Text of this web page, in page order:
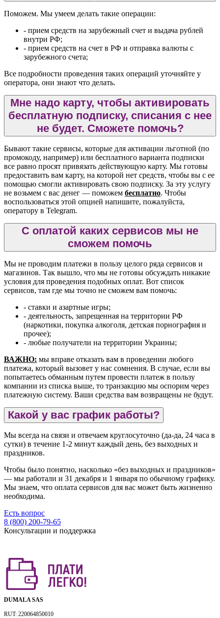
Поможем. Мы умеем делать такие операции:
- прием средств на зарубежный счет и выдача рублей
внутри РФ;
- прием средств на счет в РФ и отправка валюты с
зарубежного счета;
Все подробности проведения таких операций уточняйте у
оператора, они знают что делать.
Мне надо карту, чтобы активировать
бесплатную подписку, списания с нее
не будет. Сможете помочь?
Бывают такие сервисы, которые для активации льготной (по
промокоду, например) или бесплатного варианта подписки
все равно просят привязать действующую карту. Мы готовы
предоставить вам карту, на которой нет средств, чтобы вы с ее
помощью смогли активировать свою подписку. За эту услугу
не возьмем с вас денег — поможем бесплатно. Чтобы
воспользоваться этой опцией напишите, пожалуйста,
оператору в Telegram.
С оплатой каких сервисов мы не
сможем помочь
Мы не проводим платежи в пользу целого ряда сервисов и
магазинов. Так вышло, что мы не готовы обсуждать никакие
условия для проведения подобных оплат. Вот список
сервисов, там где мы точно не сможем вам помочь:
- ставки и азартные игры;
- деятельность, запрещенная на территории РФ
(наркотики, покупка алкоголя, детская порнография и
прочее);
- любые получатели на территории Украины;
ВАЖНО: мы вправе отказать вам в проведении любого
платежа, который вызовет у нас сомнения. В случае, если вы
попытаетесь обманным путем провести платеж в пользу
компании из списка выше, то транзакцию мы оспорим через
платежную систему. Ваши средства вам возвращены не будут.
Какой у вас график работы?
Мы всегда на связи и отвечаем круглосуточно (да-да, 24 часа в
сутки) в течение 1-2 минут каждый день, без выходных и
праздников.
Чтобы было понятно, насколько «без выходных и праздников»
— мы работали и 31 декабря и 1 января по обычному графику.
Мы знаем, что оплата сервисов для вас может быть жизненно
необходима.
Есть вопрос
8 (800) 200-79-65
Консультации и поддержка
DUMALA SAS
RUT: 220064850010